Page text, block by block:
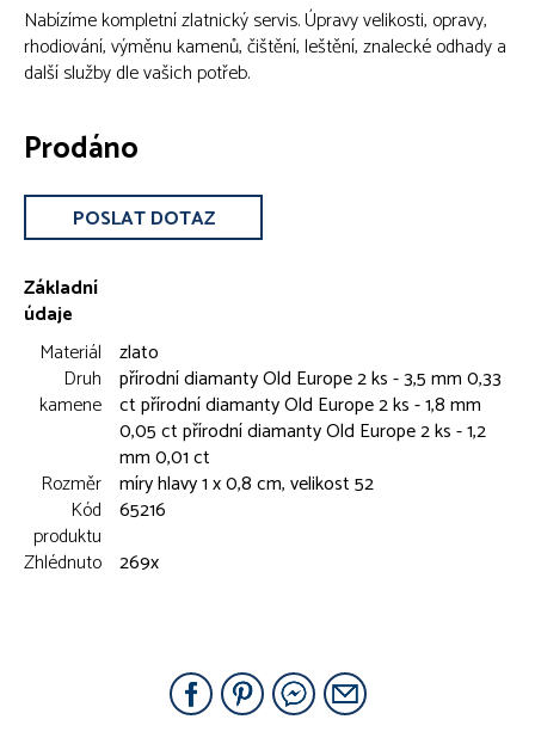
Nabízíme kompletní zlatnický servis. Úpravy velikosti, opravy,
rhodiování, výměnu kamenů, čištění, leštění, znalecké odhady a
další služby dle vašich potřeb.
Prodáno
POSLAT DOTAZ
Základní
údaje
Materiál zlato
Druh
kamene
přírodní diamanty Old Europe 2 ks - 3,5 mm 0,33
ct přírodní diamanty Old Europe 2 ks - 1,8 mm
0,05 ct přírodní diamanty Old Europe 2 ks - 1,2
mm 0,01 ct
Rozměr míry hlavy 1 x 0,8 cm, velikost 52
Kód
produktu
65216
Zhlédnuto 269x